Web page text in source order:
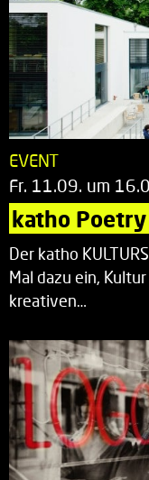
EVENT
Fr. 11.09. um
katho Poetry
Der katho
Mal dazu ein,
kreativen…